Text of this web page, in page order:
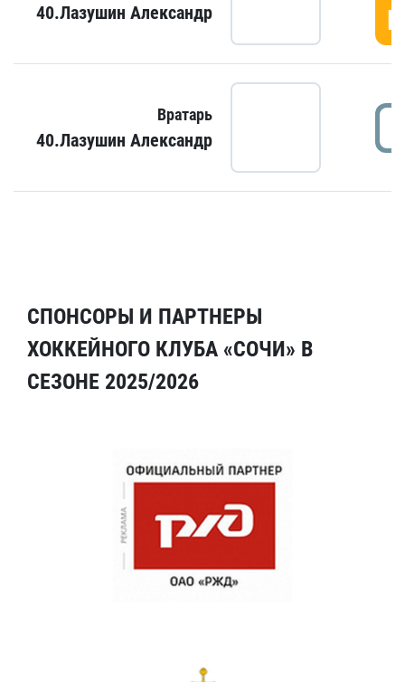
40.Лазушин Александр
Вратарь
40.Лазушин Александр
СПОНСОРЫ И ПАРТНЕРЫ
ХОККЕЙНОГО КЛУБА «СОЧИ» В
СЕЗОНЕ 2025/2026